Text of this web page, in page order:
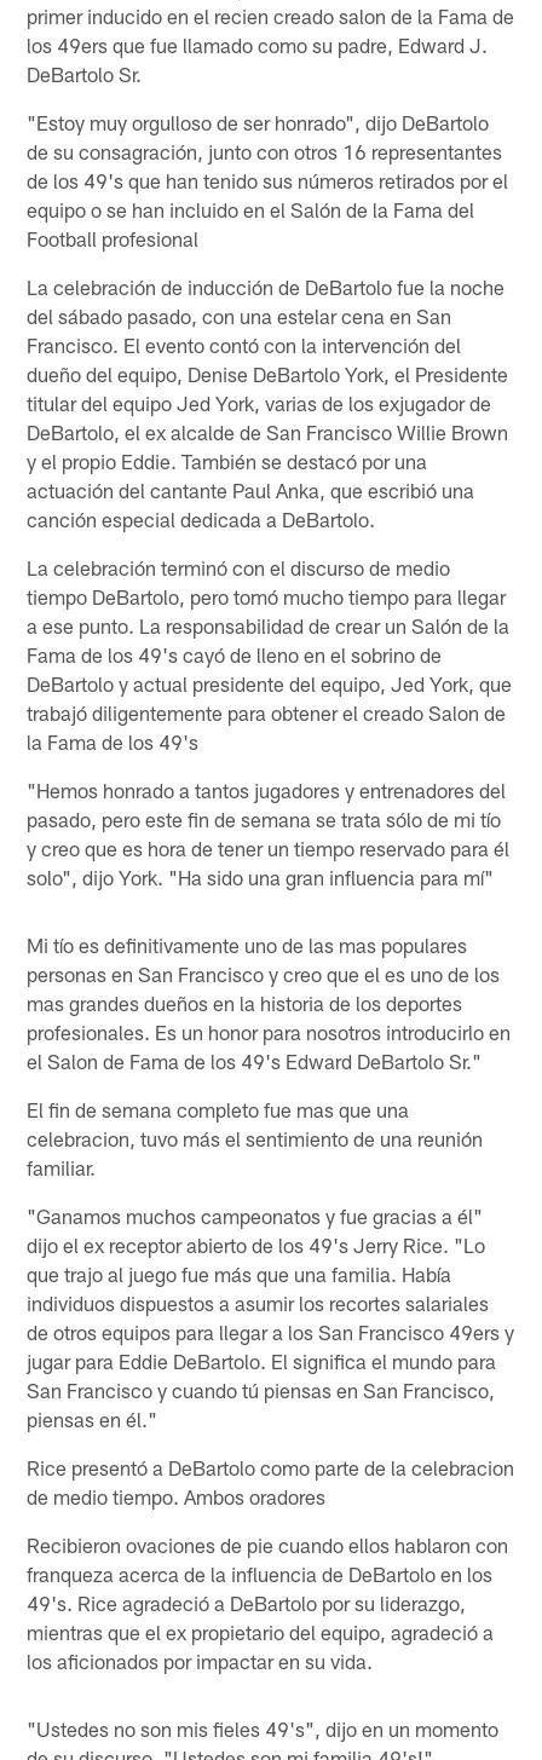
primer inducido en el recien creado salon de la Fama de
los 49ers que fue llamado como su padre, Edward J.
DeBartolo Sr.
"Estoy muy orgulloso de ser honrado", dijo DeBartolo
de su consagración, junto con otros 16 representantes
de los 49's que han tenido sus números retirados por el
equipo o se han incluido en el Salón de la Fama del
Football profesional
La celebración de inducción de DeBartolo fue la noche
del sábado pasado, con una estelar cena en San
Francisco. El evento contó con la intervención del
dueño del equipo, Denise DeBartolo York, el Presidente
titular del equipo Jed York, varias de los exjugador de
DeBartolo, el ex alcalde de San Francisco Willie Brown
y el propio Eddie. También se destacó por una
actuación del cantante Paul Anka, que escribió una
canción especial dedicada a DeBartolo.
La celebración terminó con el discurso de medio
tiempo DeBartolo, pero tomó mucho tiempo para llegar
a ese punto. La responsabilidad de crear un Salón de la
Fama de los 49's cayó de lleno en el sobrino de
DeBartolo y actual presidente del equipo, Jed York, que
trabajó diligentemente para obtener el creado Salon de
la Fama de los 49's
"Hemos honrado a tantos jugadores y entrenadores del
pasado, pero este fin de semana se trata sólo de mi tío
y creo que es hora de tener un tiempo reservado para él
solo", dijo York. "Ha sido una gran influencia para mí"
Mi tío es definitivamente uno de las mas populares
personas en San Francisco y creo que el es uno de los
mas grandes dueños en la historia de los deportes
profesionales. Es un honor para nosotros introducirlo en
el Salon de Fama de los 49's Edward DeBartolo Sr."
El fin de semana completo fue mas que una
celebracion, tuvo más el sentimiento de una reunión
familiar.
"Ganamos muchos campeonatos y fue gracias a él"
dijo el ex receptor abierto de los 49's Jerry Rice. "Lo
que trajo al juego fue más que una familia. Había
individuos dispuestos a asumir los recortes salariales
de otros equipos para llegar a los San Francisco 49ers y
jugar para Eddie DeBartolo. El significa el mundo para
San Francisco y cuando tú piensas en San Francisco,
piensas en él."
Rice presentó a DeBartolo como parte de la celebracion
de medio tiempo. Ambos oradores
Recibieron ovaciones de pie cuando ellos hablaron con
franqueza acerca de la influencia de DeBartolo en los
49's. Rice agradeció a DeBartolo por su liderazgo,
mientras que el ex propietario del equipo, agradeció a
los aficionados por impactar en su vida.
"Ustedes no son mis fieles 49's", dijo en un momento